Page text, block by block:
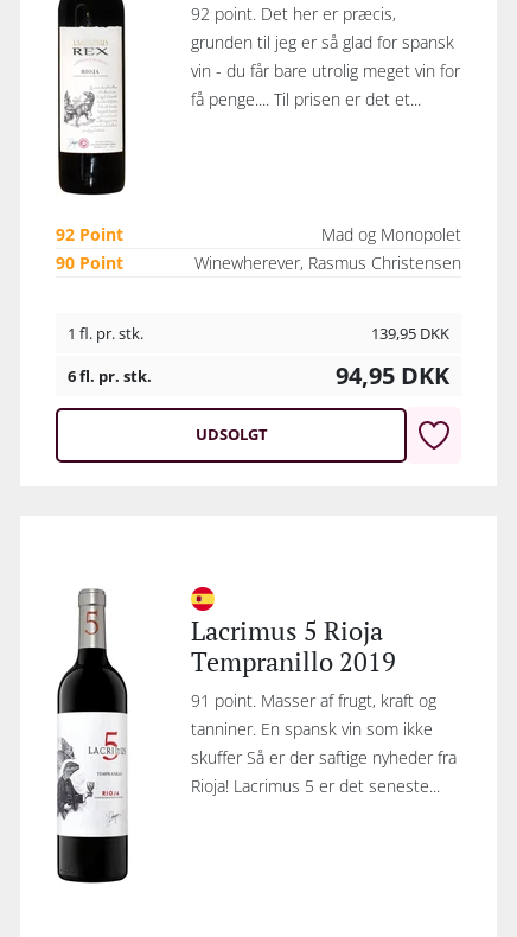
92 point. Det her er præcis,
grunden til jeg er så glad for spansk
vin - du får bare utrolig meget vin for
få penge.... Til prisen er det et...
92 Point
Mad og Monopolet
90 Point
Winewherever, Rasmus Christensen
1 fl. pr. stk. 139,95 DKK
6 fl. pr. stk.
94,95 DKK
UDSOLGT
Lacrimus 5 Rioja
Tempranillo 2019
91 point. Masser af frugt, kraft og
tanniner. En spansk vin som ikke
skuffer Så er der saftige nyheder fra
Rioja! Lacrimus 5 er det seneste...